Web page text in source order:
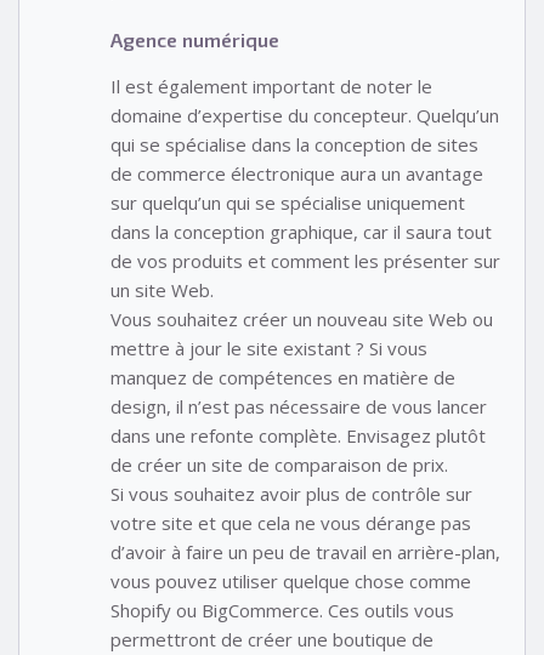
Agence numérique
Il est également important de noter le
domaine d’expertise du concepteur. Quelqu’un
qui se spécialise dans la conception de sites
de commerce électronique aura un avantage
sur quelqu’un qui se spécialise uniquement
dans la conception graphique, car il saura tout
de vos produits et comment les présenter sur
un site Web.
Vous souhaitez créer un nouveau site Web ou
mettre à jour le site existant ? Si vous
manquez de compétences en matière de
design, il n’est pas nécessaire de vous lancer
dans une refonte complète. Envisagez plutôt
de créer un site de comparaison de prix.
Si vous souhaitez avoir plus de contrôle sur
votre site et que cela ne vous dérange pas
d’avoir à faire un peu de travail en arrière-plan,
vous pouvez utiliser quelque chose comme
Shopify ou BigCommerce. Ces outils vous
permettront de créer une boutique de